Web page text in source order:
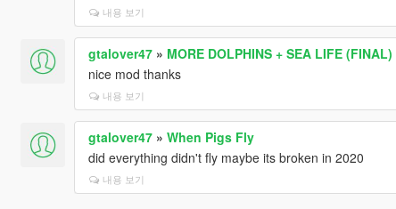
내용 보기
gtalover47» MORE DOLPHINS + SEA LIFE (FINAL)
nice mod thanks
내용 보기
gtalover47» When Pigs Fly
did everything didn't fly maybe its broken in 2020
내용 보기